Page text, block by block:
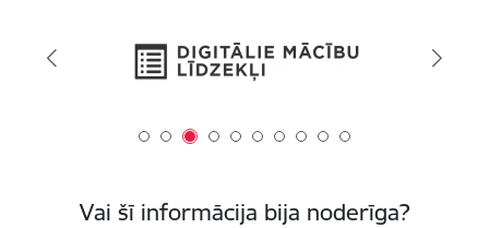
Vai šī informācija bija noderīga?